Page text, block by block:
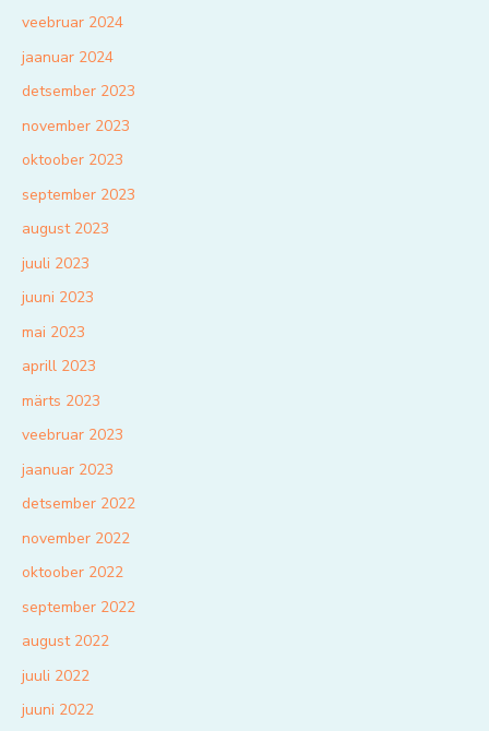
veebruar 2024
jaanuar 2024
detsember 2023
november 2023
oktoober 2023
september 2023
august 2023
juuli 2023
juuni 2023
mai 2023
aprill 2023
märts 2023
veebruar 2023
jaanuar 2023
detsember 2022
november 2022
oktoober 2022
september 2022
august 2022
juuli 2022
juuni 2022